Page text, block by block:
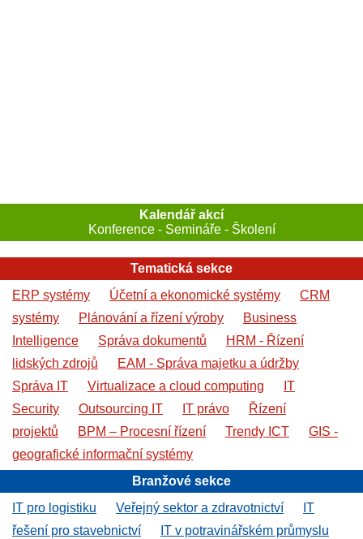
Kalendář akcí
Konference - Semináře - Školení
Tematická sekce
ERP systémy
Účetní a ekonomické systémy
CRM
systémy
Plánování a řízení výroby
Business
Intelligence
Správa dokumentů
HRM - Řízení
lidských zdrojů
EAM - Správa majetku a údržby
Správa IT
Virtualizace a cloud computing
IT
Security
Outsourcing IT IT právo
Řízení
projektů
BPM – Procesní řízení Trendy ICT
GIS -
geografické informační systémy
Branžové sekce
IT pro logistiku
Veřejný sektor a zdravotnictví
IT
řešení pro stavebnictví
IT v potravinářském průmyslu